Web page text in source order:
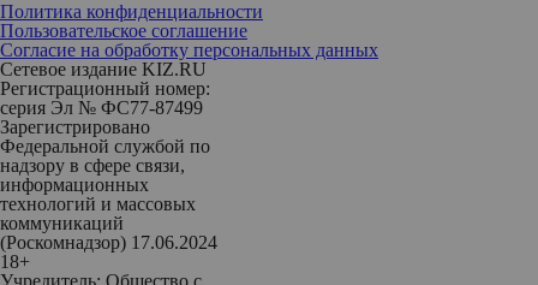
Политика конфиденциальности
Пользовательское соглашение
Согласие на обработку персональных данных
Сетевое издание KIZ.RU
Регистрационный номер:
серия Эл № ФС77-87499
Зарегистрировано
Федеральной службой по
надзору в сфере связи,
информационных
технологий и массовых
коммуникаций
(Роскомнадзор) 17.06.2024
18+